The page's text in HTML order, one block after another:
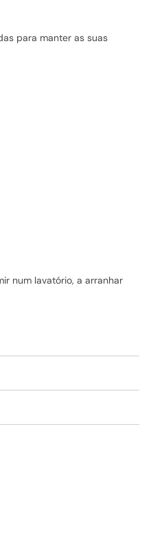
para manter as suas
num lavatório, a arranhar